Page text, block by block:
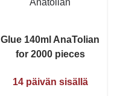
Glue 140ml AnaTolian
for 2000 pieces
14 päivän sisällä